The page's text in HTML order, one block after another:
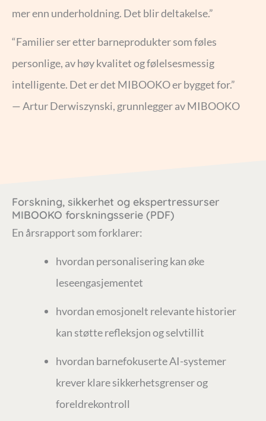
mer enn underholdning. Det blir deltakelse.”
“Familier ser etter barneprodukter som føles
personlige, av høy kvalitet og følelsesmessig
intelligente. Det er det MIBOOKO er bygget for.”
— Artur Derwiszynski, grunnlegger av MIBOOKO
Forskning, sikkerhet og ekspertressurser
MIBOOKO forskningsserie (PDF)
En årsrapport som forklarer:
hvordan personalisering kan øke
leseengasjementet
hvordan emosjonelt relevante historier
kan støtte refleksjon og selvtillit
hvordan barnefokuserte AI-systemer
krever klare sikkerhetsgrenser og
foreldrekontroll